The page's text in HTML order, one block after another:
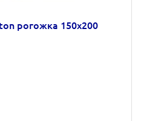
рогожка 150х200